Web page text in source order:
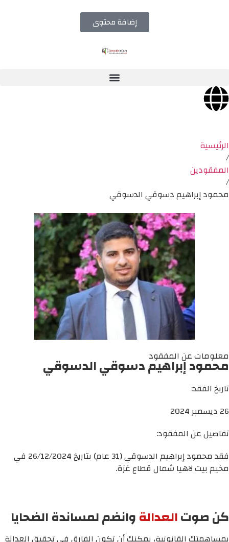
إضافة محتوى
الرئيسية
/
المفقودين
/
محمود إبراهيم دسوقي الدسوقي
معلومات عن المفقود
محمود إبراهيم دسوقي الدسوقي
تاريخ الفقد:
26 ديسمبر 2024
تفاصيل عن المفقود:
فقد محمود إبراهيم الدسوقي (31 عام) بتاريخ 26/12/2024 في
مخيم بيت لاهيا شمال قطاع غزة.
كن صوتالعدالةوانضم لمساندة الضحايا